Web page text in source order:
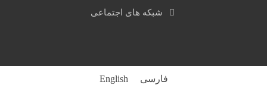
شبکه های اجتماعی
فارسی English